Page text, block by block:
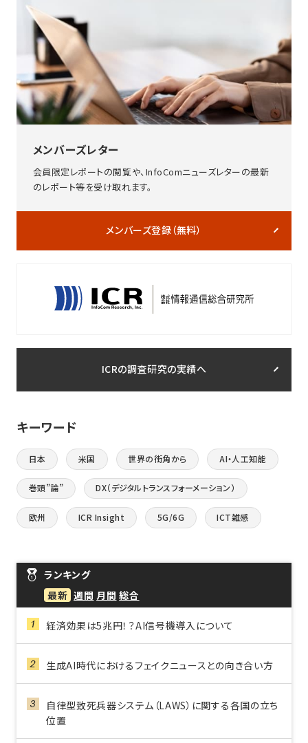
メンバーズレター
会員限定レポートの閲覧や、InfoComニューズレターの最新
のレポート等を受け取れます。
メンバーズ登録（無料）
ICRの調査研究の実績へ
キーワード
日本 米国 世界の街角から AI・人工知能
巻頭”論” DX（デジタルトランスフォーメーション）
欧州 ICR Insight 5G/6G ICT雑感
ランキング
最新 週間 月間 総合
経済効果は5兆円！？AI信号機導入について
生成AI時代におけるフェイクニュースとの向き合い方
自律型致死兵器システム（LAWS）に関する各国の立ち
位置